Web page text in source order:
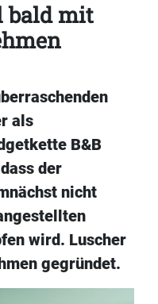
bald mit
als
B&B
der
nicht
wird. Luscher
gegründet.